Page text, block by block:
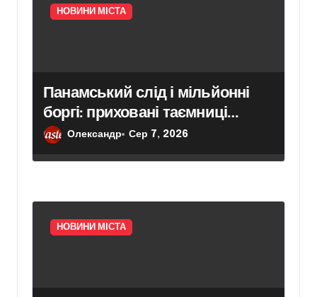
НОВИНИ МІСТА
Панамський слід і мільйонні
боргі: приховані таємниці
концесії білоцерківського
Олександр Сер 7, 2026
НОВИНИ МІСТА